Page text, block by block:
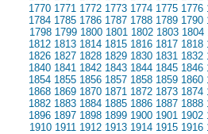
1770 1771 1772 1773 1774 1775 1776
1784 1785 1786 1787 1788 1789 1790
1798 1799 1800 1801 1802 1803 1804
1812 1813 1814 1815 1816 1817 1818
1826 1827 1828 1829 1830 1831 1832
1840 1841 1842 1843 1844 1845 1846
1854 1855 1856 1857 1858 1859 1860
1868 1869 1870 1871 1872 1873 1874
1882 1883 1884 1885 1886 1887 1888
1896 1897 1898 1899 1900 1901 1902
1910 1911 1912 1913 1914 1915 1916